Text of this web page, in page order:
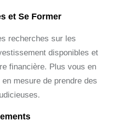
et Se Former
recherches sur les
disponibles et
financière. Plus vous en
mesure de prendre des